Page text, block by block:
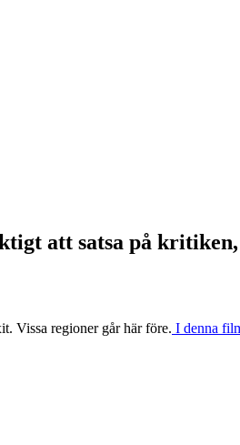
att satsa på kritiken,
Vissa regioner går här före. I denna